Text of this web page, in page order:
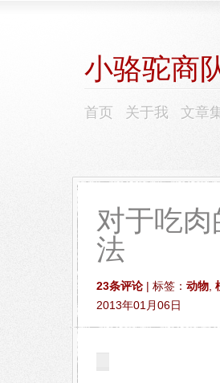
小骆驼商
首页 关于我 文章
对于吃
法
23条评论 | 标签： 动物
2013年01月06日